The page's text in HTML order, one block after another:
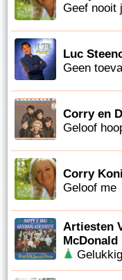
Geef nooit
Luc
Geen
Corry en
Geloof
Corry
Geloof me
Artiesten
McDonald